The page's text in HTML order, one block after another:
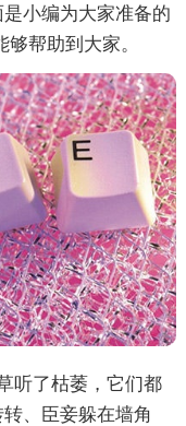
小编为大家准备的
帮助到大家。
听了枯萎，它们都
、臣妾躲在墙角